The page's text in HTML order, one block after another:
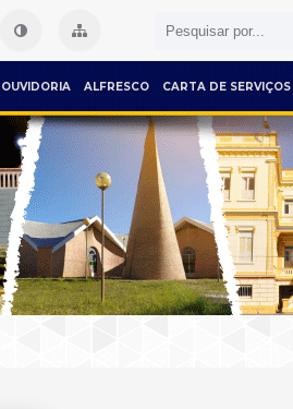
OUVIDORIA ALFRESCO CARTA DE SERVIÇOS